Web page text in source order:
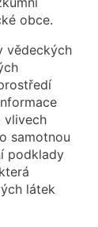
obce.
vědeckých
vlivech
samotnou
podklady
látek